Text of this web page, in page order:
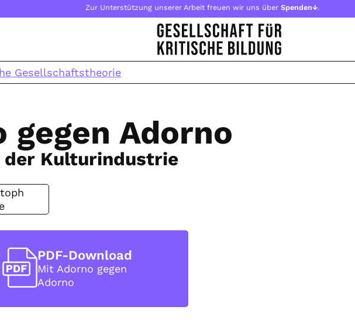
Zur Unterstützung unserer Arbeit freuen wir uns über Spenden↓.
Gesellschaftstheorie
gegen Adorno
Kulturindustrie
PDF-Download
Mit Adorno gegen
Adorno